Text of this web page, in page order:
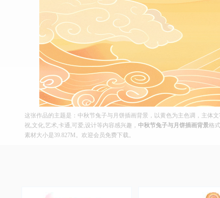
这张作品的主题是：中秋节兔子与月饼插画背景，以黄色为主色调，主体
祝,文化,艺术,卡通,可爱,设计等内容感兴趣， 中秋节兔子与月饼插画背景格
素材大小是39.827M。欢迎会员免费下载。